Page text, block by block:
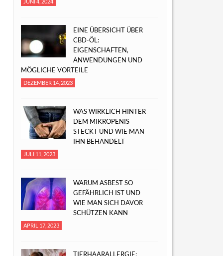
EINE ÜBERSICHT ÜBER
CBD-ÖL:
EIGENSCHAFTEN,
ANWENDUNGEN UND
MÖGLICHE VORTEILE
DEZEMBER 14, 2023
WAS WIRKLICH HINTER
DEM MIKROPENIS
STECKT UND WIE MAN
IHN BEHANDELT
JULI 11, 2023
WARUM ASBEST SO
GEFÄHRLICH IST UND
WIE MAN SICH DAVOR
SCHÜTZEN KANN
APRIL 17, 2023
TIERHAARALLERGIE: